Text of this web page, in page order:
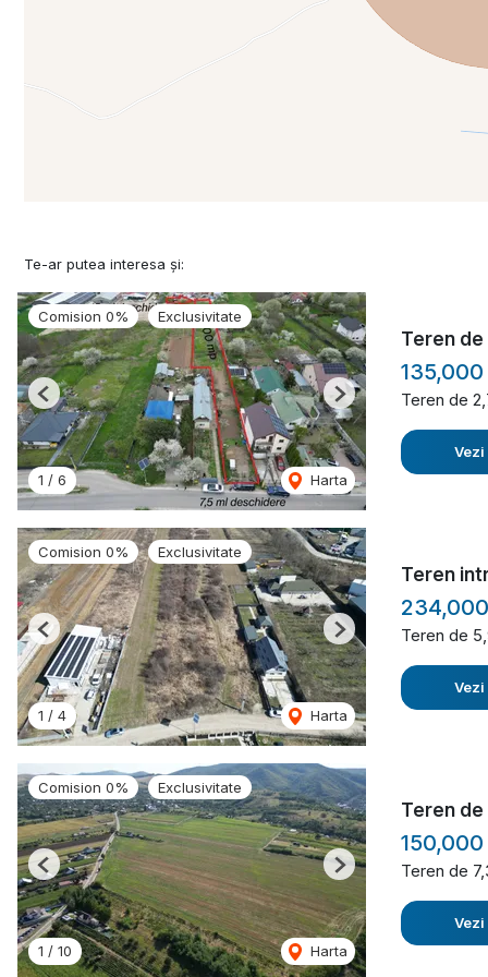
Te-ar putea interesa și:
Comision 0% Exclusivitate
1 / 6 Harta
Previous Next
Teren de
Teren de
Comision 0% Exclusivitate
1 / 4 Harta
Previous Next
Teren
Teren de
Comision 0% Exclusivitate
1 / 10 Harta
Previous Next
Teren de
Teren de